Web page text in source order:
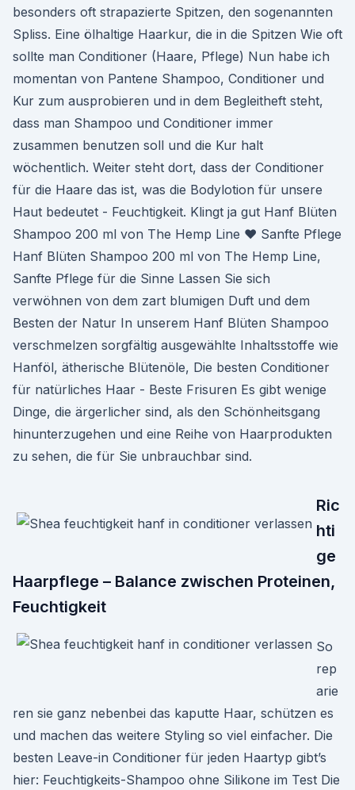
besonders oft strapazierte Spitzen, den sogenannten
Spliss. Eine ölhaltige Haarkur, die in die Spitzen Wie oft
sollte man Conditioner (Haare, Pflege) Nun habe ich
momentan von Pantene Shampoo, Conditioner und
Kur zum ausprobieren und in dem Begleitheft steht,
dass man Shampoo und Conditioner immer
zusammen benutzen soll und die Kur halt
wöchentlich. Weiter steht dort, dass der Conditioner
für die Haare das ist, was die Bodylotion für unsere
Haut bedeutet - Feuchtigkeit. Klingt ja gut Hanf Blüten
Shampoo 200 ml von The Hemp Line ♥ Sanfte Pflege
Hanf Blüten Shampoo 200 ml von The Hemp Line,
Sanfte Pflege für die Sinne Lassen Sie sich
verwöhnen von dem zart blumigen Duft und dem
Besten der Natur In unserem Hanf Blüten Shampoo
verschmelzen sorgfältig ausgewählte Inhaltsstoffe wie
Hanföl, ätherische Blütenöle, Die besten Conditioner
für natürliches Haar - Beste Frisuren Es gibt wenige
Dinge, die ärgerlicher sind, als den Schönheitsgang
hinunterzugehen und eine Reihe von Haarprodukten
zu sehen, die für Sie unbrauchbar sind.
Ric
hti
ge
Haarpflege – Balance zwischen Proteinen,
Feuchtigkeit
So
rep
arie
ren sie ganz nebenbei das kaputte Haar, schützen es
und machen das weitere Styling so viel einfacher. Die
besten Leave-in Conditioner für jeden Haartyp gibt’s
hier: Feuchtigkeits-Shampoo ohne Silikone im Test Die